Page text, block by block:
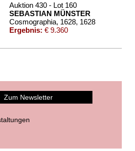
Auktion 430 - Lot 160
SEBASTIAN MÜNSTER
Cosmographia, 1628, 1628
Ergebnis: € 9.360
Zum Newsletter